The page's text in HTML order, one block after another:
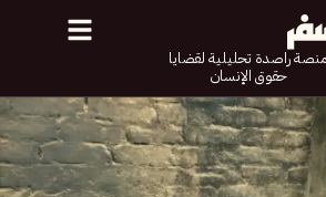
منصة راصدة تحليلية لقضايا
حقوق الإنسان